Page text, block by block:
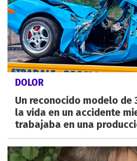
DOLOR
Un reconocido modelo de
la vida en un accidente
trabajaba en una